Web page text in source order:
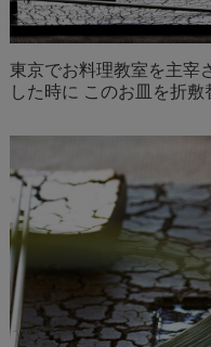
東京でお料理教室を主宰
した時に このお皿を折